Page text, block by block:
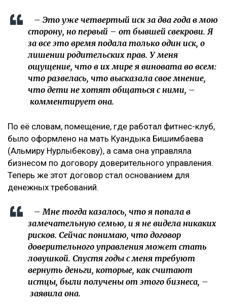
– Это уже четвертый иск за два года в мою
сторону, но первый – от бывшей свекрови. Я
за все это время подала только один иск, о
лишении родительских прав. У меня
ощущение, что в их мире я виновата во всем:
что развелась, что высказала свое мнение,
что дети не хотят общаться с ними, –
комментирует она.
По её словам, помещение, где работал фитнес-клуб,
было оформлено на мать Куандыка Бишимбаева
(Альмиру Нурлыбекову), а сама она управляла
бизнесом по договору доверительного управления.
Теперь же этот договор стал основанием для
денежных требований.
– Мне тогда казалось, что я попала в
замечательную семью, и я не видела никаких
рисков. Сейчас понимаю, что договор
доверительного управления может стать
ловушкой. Спустя годы с меня требуют
вернуть деньги, которые, как считают
истцы, были получены от этого бизнеса, –
заявила она.